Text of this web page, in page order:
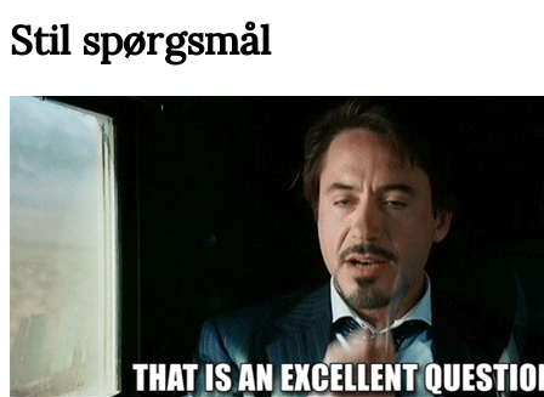
Stil spørgsmål